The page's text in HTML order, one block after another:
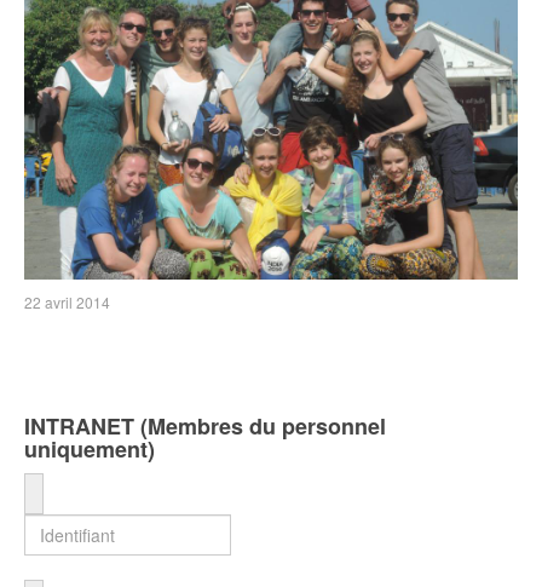
22 avril 2014
INTRANET (Membres du personnel
uniquement)